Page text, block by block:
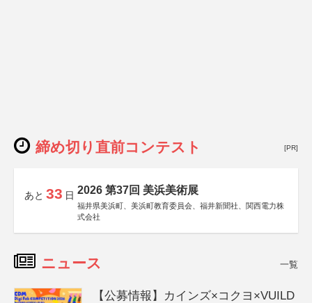
締め切り直前コンテスト [PR]
あと 33 日 2026 第37回 美浜美術展
福井県美浜町、美浜町教育委員会、福井新聞社、関西電力株
式会社
ニュース 一覧
【公募情報】カインズ×コクヨ×VUILD